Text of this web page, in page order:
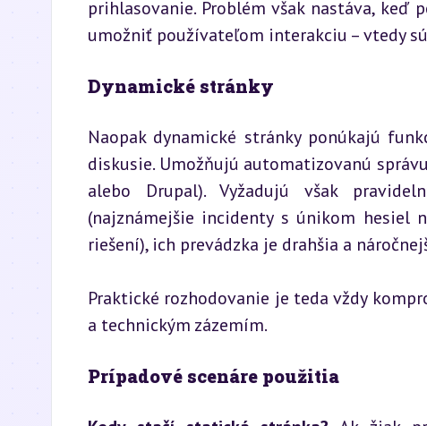
prihlasovanie. Problém však nastáva,
umožniť používateľom interakciu – vtedy
Dynamické stránky
Naopak dynamické stránky ponúkajú
diskusie. Umožňujú automatizovanú
alebo Drupal). Vyžadujú však
(najznámejšie incidenty s únikom hesiel
riešení), ich prevádzka je drahšia a
Praktické rozhodovanie je teda vždy
a technickým zázemím.
Prípadové scenáre použitia